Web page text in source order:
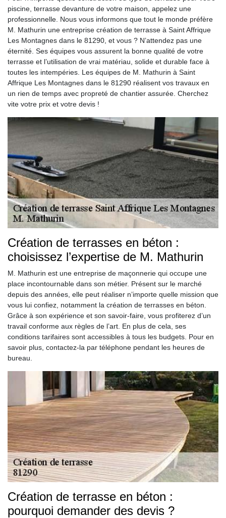
piscine, terrasse devanture de votre maison, appelez une
professionnelle. Nous vous informons que tout le monde préfère
M. Mathurin une entreprise création de terrasse à Saint Affrique
Les Montagnes dans le 81290, et vous ? N’attendez pas une
éternité. Ses équipes vous assurent la bonne qualité de votre
terrasse et l’utilisation de vrai matériau, solide et durable face à
toutes les intempéries. Les équipes de M. Mathurin à Saint
Affrique Les Montagnes dans le 81290 réalisent vos travaux en
un rien de temps avec propreté de chantier assurée. Cherchez
vite votre prix et votre devis !
Création de terrasses en béton :
choisissez l’expertise de M. Mathurin
M. Mathurin est une entreprise de maçonnerie qui occupe une
place incontournable dans son métier. Présent sur le marché
depuis des années, elle peut réaliser n’importe quelle mission que
vous lui confiez, notamment la création de terrasses en béton.
Grâce à son expérience et son savoir-faire, vous profiterez d’un
travail conforme aux règles de l’art. En plus de cela, ses
conditions tarifaires sont accessibles à tous les budgets. Pour en
savoir plus, contactez-la par téléphone pendant les heures de
bureau.
Création de terrasse en béton :
pourquoi demander des devis ?